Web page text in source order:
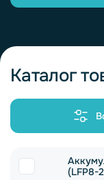
Каталог
(LFP8-